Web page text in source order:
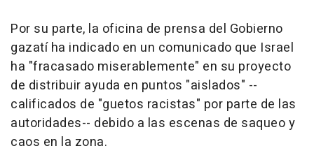
Por su parte, la oficina de prensa del Gobierno
gazatí ha indicado en un comunicado que Israel
ha "fracasado miserablemente" en su proyecto
de distribuir ayuda en puntos "aislados" --
calificados de "guetos racistas" por parte de las
autoridades-- debido a las escenas de saqueo y
caos en la zona.